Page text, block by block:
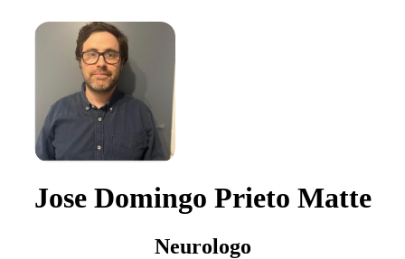
Jose Domingo Prieto Matte
Neurologo